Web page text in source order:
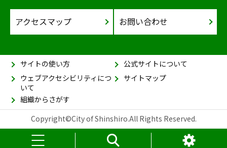
アクセスマップ お問い合わせ
サイトの使い方
公式サイトについて
ウェブアクセシビリティにつ
いて
サイトマップ
組織からさがす
Copyright©City of Shinshiro.All Rights Reserved.